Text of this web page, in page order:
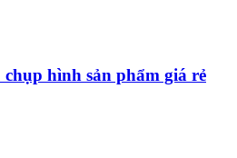
hình sản phẩm giá rẻ